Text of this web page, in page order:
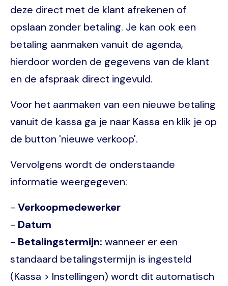
deze direct met de klant afrekenen of
opslaan zonder betaling. Je kan ook een
betaling aanmaken vanuit de agenda,
hierdoor worden de gegevens van de klant
en de afspraak direct ingevuld.
Voor het aanmaken van een nieuwe betaling
vanuit de kassa ga je naar Kassa en klik je op
de button 'nieuwe verkoop'.
Vervolgens wordt de onderstaande
informatie weergegeven:
- Verkoopmedewerker
- Datum
- Betalingstermijn: wanneer er een
standaard betalingstermijn is ingesteld
(Kassa > Instellingen) wordt dit automatisch